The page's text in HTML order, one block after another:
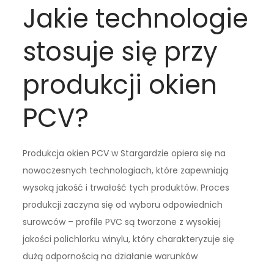
Jakie technologie
stosuje się przy
produkcji okien
PCV?
Produkcja okien PCV w Stargardzie opiera się na
nowoczesnych technologiach, które zapewniają
wysoką jakość i trwałość tych produktów. Proces
produkcji zaczyna się od wyboru odpowiednich
surowców – profile PVC są tworzone z wysokiej
jakości polichlorku winylu, który charakteryzuje się
dużą odpornością na działanie warunków